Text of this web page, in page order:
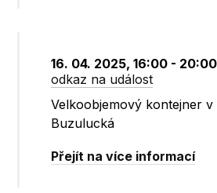
16. 04. 2025, 16:00 - 20:00
odkaz na událost
Velkoobjemový kontejner
Buzulucká
Přejít na více informací